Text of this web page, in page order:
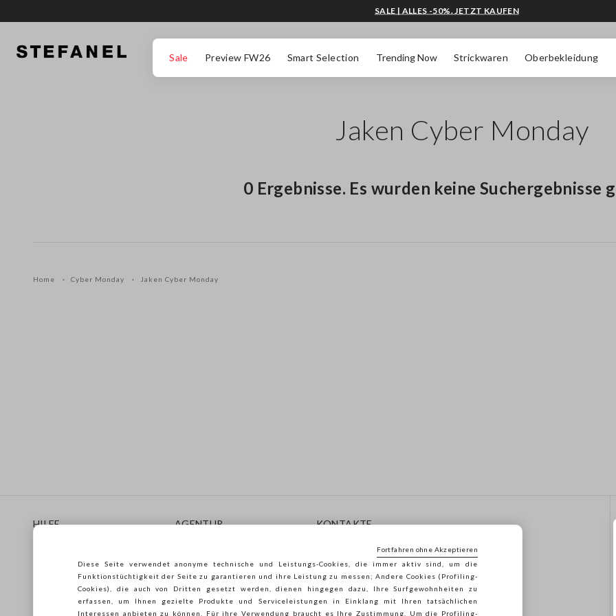
Sale Preview FW26 Smart Selection Trending Now Strickwaren Oberbekleidung
SALE | ALLES -50%. JETZT KAUFEN
Jaken Cyber Monday
0 Ergebnisse. Es wurden keine Suchergebnisse
Home Cyber Monday Jaken Cyber Monday
HILFE
Lieferungen
Rücksendungen
Care Guide
AGENTUR
Verkaufsbedingungen
Franchsing
Accessibility
KONTAKTE
Senden Sie Uns Eine E-Mail
Folgen Sie Ihrer
Bestellung/Rücksendung
Diese Seite verwendet anonyme technische und Leistungs-Cookies, die immer aktiv sind, um die
Funktionstüchtigkeit der Seite zu garantieren und ihre Leistung zu messen; Andere Cookies (Profiling-
Cookies), die auch von Dritten gesetzt werden, dienen hingegen dazu, Ihre Surfgewohnheiten zu
erfassen, um Ihnen gezielte Produkte und Serviceleistungen in Einklang mit Ihren tatsächlichen
Interessen anbieten zu können. Für ihre Verwendung braucht es Ihre Zustimmung. Um die Profiling-
Fortfahren ohne Akzeptieren